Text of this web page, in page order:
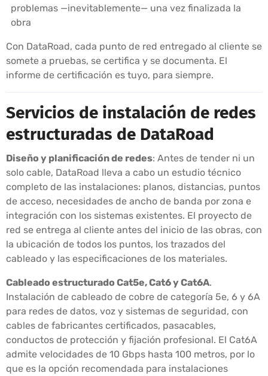
problemas —inevitablemente— una vez finalizada la
obra
Con DataRoad, cada punto de red entregado al cliente se
somete a pruebas, se certifica y se documenta. El
informe de certificación es tuyo, para siempre.
Servicios de instalación de redes
estructuradas de DataRoad
Diseño y planificación de redes: Antes de tender ni un
solo cable, DataRoad lleva a cabo un estudio técnico
completo de las instalaciones: planos, distancias, puntos
de acceso, necesidades de ancho de banda por zona e
integración con los sistemas existentes. El proyecto de
red se entrega al cliente antes del inicio de las obras, con
la ubicación de todos los puntos, los trazados del
cableado y las especificaciones de los materiales.
Cableado estructurado Cat5e, Cat6 y Cat6A.
Instalación de cableado de cobre de categoría 5e, 6 y 6A
para redes de datos, voz y sistemas de seguridad, con
cables de fabricantes certificados, pasacables,
conductos de protección y fijación profesional. El Cat6A
admite velocidades de 10 Gbps hasta 100 metros, por lo
que es la opción recomendada para instalaciones